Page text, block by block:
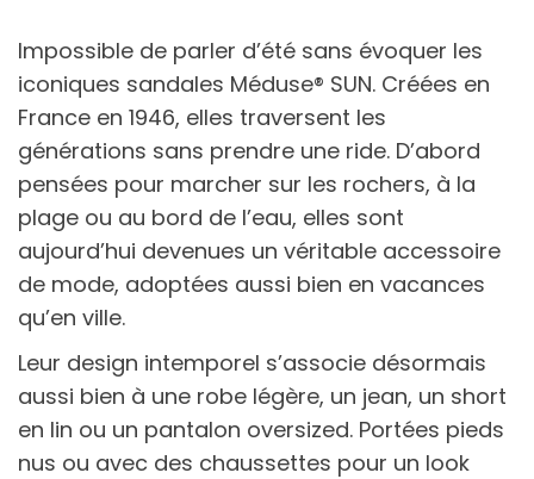
Impossible de parler d’été sans évoquer les
iconiques sandales Méduse® SUN. Créées en
France en 1946, elles traversent les
générations sans prendre une ride. D’abord
pensées pour marcher sur les rochers, à la
plage ou au bord de l’eau, elles sont
aujourd’hui devenues un véritable accessoire
de mode, adoptées aussi bien en vacances
qu’en ville.
Leur design intemporel s’associe désormais
aussi bien à une robe légère, un jean, un short
en lin ou un pantalon oversized. Portées pieds
nus ou avec des chaussettes pour un look